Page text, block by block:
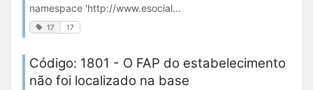
namespace 'http://www.esocial...
17 17
Código: 1801 - O FAP do estabelecimento
não foi localizado na base